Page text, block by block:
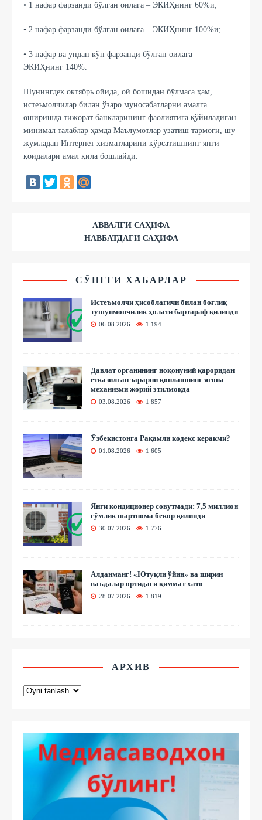
• 1 нафар фарзанди бўлган оилага – ЭКИҲнинг 60%и;
• 2 нафар фарзанди бўлган оилага – ЭКИҲнинг 100%и;
• 3 нафар ва ундан кўп фарзанди бўлган оилага –
ЭКИҲнинг 140%.
Шунингдек октябрь ойида, ой бошидан бўлмаса ҳам,
истеъмолчилар билан ўзаро муносабатларни амалга
оширишда тижорат банкларининг фаолиятига қўйиладиган
минимал талаблар ҳамда Маълумотлар узатиш тармоғи, шу
жумладан Интернет хизматларини кўрсатишнинг янги
қоидалари амал қила бошлайди.
АВВАЛГИ САҲИФА
НАВБАТДАГИ САҲИФА
СЎНГГИ ХАБАРЛАР
Истеъмолчи ҳисоблагичи билан боғлиқ
тушунмовчилик ҳолати бартараф қилинди
06.08.2026 1 194
Давлат органининг ноқонуний қароридан
етказилган зарарни қоплашнинг ягона
механизми жорий этилмоқда
03.08.2026 1 857
Ўзбекистонга Рақамли кодекс керакми?
01.08.2026 1 605
Янги кондиционер совутмади: 7,5 миллион
сўмлик шартнома бекор қилинди
30.07.2026 1 776
Алданманг! «Ютуқли ўйин» ва ширин
ваъдалар ортидаги қиммат хато
28.07.2026 1 819
АРХИВ